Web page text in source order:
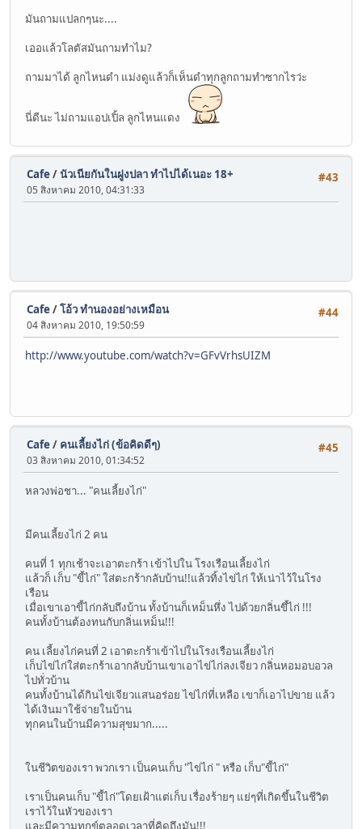
มันถามแปลกๆนะ....
เออแล้วโลตัสมันถามทำไม?
ถามมาได้ ลูกไหนดำ แม่งดูแล้วก็เห็นดำทุกลูกถามทำซากไรว่ะ
นี่ดีนะ ไม่ถามแอปเปิ้ล ลูกไหนแดง
#43
Cafe/นัวเนียกันในฝูงปลา ทำไปได้เนอะ 18+
05 สิงหาคม 2010, 04:31:33
#44
Cafe/โอ้ว ทำนองอย่างเหมือน
04 สิงหาคม 2010, 19:50:59
http://www.youtube.com/watch?v=GFvVrhsUIZM
#45
Cafe/ คนเลี้ยงไก่ (ข้อคิดดีๆ)
03 สิงหาคม 2010, 01:34:52
หลวงพ่อชา... "คนเลี้ยงไก่"
มีคนเลี้ยงไก่ 2 คน
คนที่ 1 ทุกเช้าจะเอาตะกร้า เข้าไปใน โรงเรือนเลี้ยงไก่
แล้วก็ เก็บ "ขี้ไก่" ใส่ตะกร้ากลับบ้าน!!แล้วทิ้งไข่ไก่ ให้เน่าไว้ในโรง
เรือน
เมื่อเขาเอาขี้ไก่กลับถึงบ้าน ทั้งบ้านก็เหม็นหึ่ง ไปด้วยกลิ่นขึ้ไก่ !!!
คนทั้งบ้านต้องทนกับกลิ่นเหม็น!!!
คน เลี้ยงไก่คนที่ 2 เอาตะกร้าเข้าไปในโรงเรือนเลี้ยงไก่
เก็บไข่ไก่ใส่ตะกร้าเอากลับบ้านเขาเอาไข่ไก่ลงเจียว กลิ่นหอมอบอวล
ไปทั่วบ้าน
คนทั้งบ้านได้กินไข่เจียวแสนอร่อย ไข่ไก่ที่เหลือ เขาก็เอาไปขาย แล้ว
ได้เงินมาใช้จ่ายในบ้าน
ทุกคนในบ้านมีความสุขมาก.....
ในชีวิตของเรา พวกเรา เป็นคนเก็บ "ไข่ไก่ " หรือ เก็บ"ขี้ไก่"
เราเป็นคนเก็บ "ขี้ไก่"โดยเฝ้าแต่เก็บ เรื่องร้ายๆ แย่ๆที่เกิดขึ้นในชีวิต
เราไว้ในหัวของเรา
และมีความทุกข์ตลอดเวลาที่คิดถึงมัน!!!